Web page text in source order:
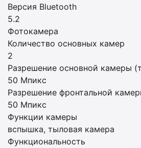
Версия Bluetooth
5.2
Фотокамера
Количество основных камер
2
Разрешение основной камеры
50 Мпикс
Разрешение фронтальной
50 Мпикс
Функции камеры
вспышка, тыловая камера
Функциональность